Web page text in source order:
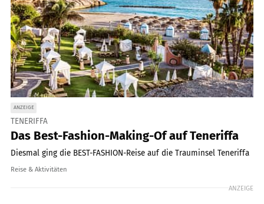
ANZEIGE
TENERIFFA
Das Best-Fashion-Making-Of auf Teneriffa
Diesmal ging die BEST-FASHION-Reise auf die Trauminsel Teneriffa
Reise & Aktivitäten
ANZEIGE